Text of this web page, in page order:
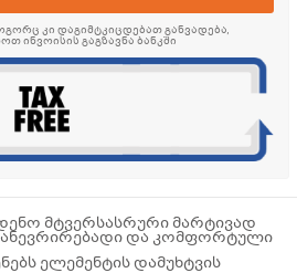
კი დაგიმტკიცდებათ განვადება,
ინვოისის გაგზავნა ბანკში
მტვერსასრური მარტივად
და კომფორტული
ელემენტის დამუხტვის